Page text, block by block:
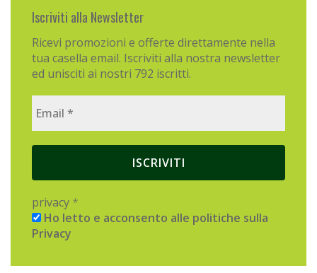
Iscriviti alla Newsletter
Ricevi promozioni e offerte direttamente nella
tua casella email. Iscriviti alla nostra newsletter
ed unisciti ai nostri 792 iscritti.
privacy *
Ho letto e acconsento alle politiche sulla
Privacy